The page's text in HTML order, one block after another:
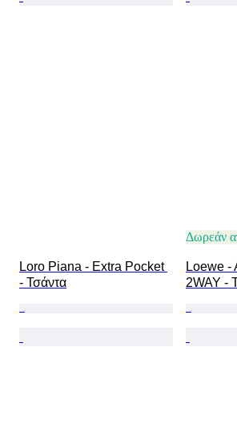
Loro Piana - Extra Pocket
- Τσάντα
Δωρεάν
Loewe -
2WAY -